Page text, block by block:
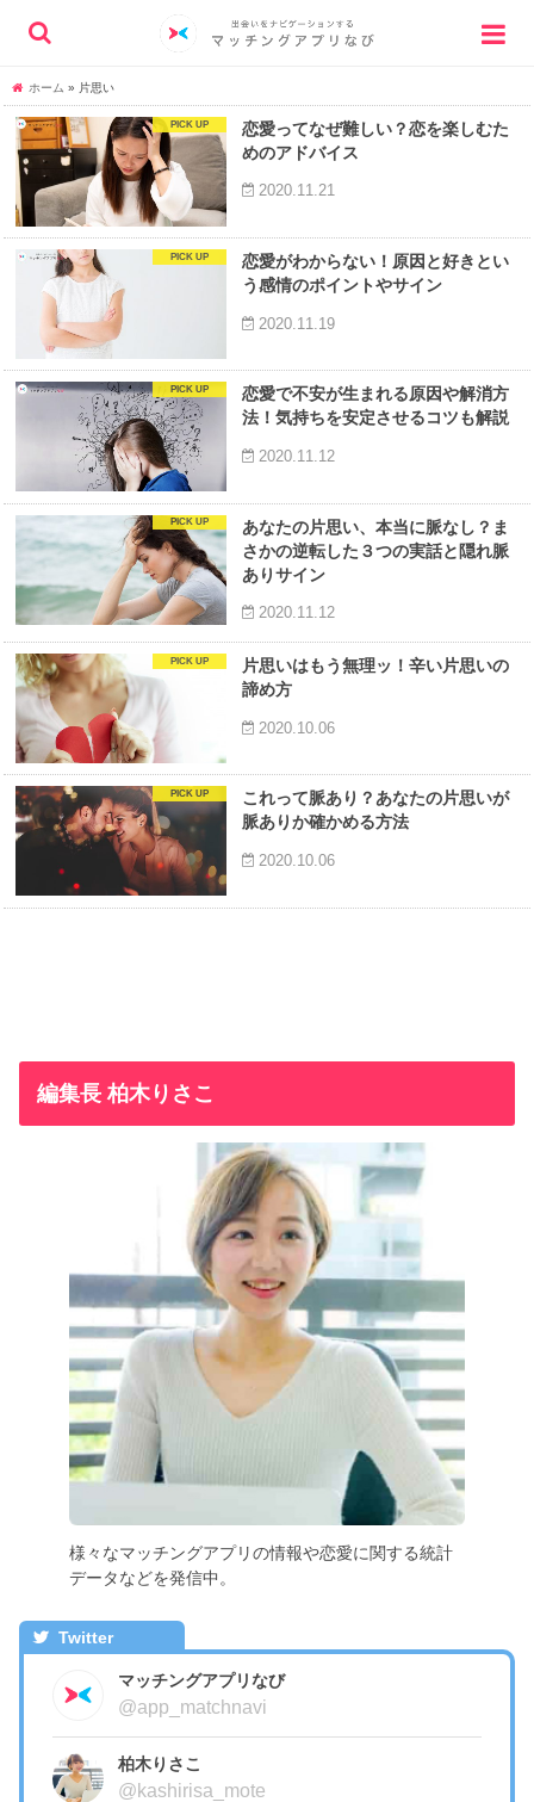
ホーム » 片思い
恋愛ってなぜ難しい？恋を楽しむた
めのアドバイス
2020.11.21
恋愛がわからない！原因と好きとい
う感情のポイントやサイン
2020.11.19
恋愛で不安が生まれる原因や解消方
法！気持ちを安定させるコツも解説
2020.11.12
あなたの片思い、本当に脈なし？ま
さかの逆転した３つの実話と隠れ脈
ありサイン
2020.11.12
片思いはもう無理ッ！辛い片思いの
諦め方
2020.10.06
これって脈あり？あなたの片思いが
脈ありか確かめる方法
2020.10.06
編集長 柏木りさこ
様々なマッチングアプリの情報や恋愛に関する統計
データなどを発信中。
Twitter
マッチングアプリなび
@app_matchnavi
柏木りさこ
@kashirisa_mote